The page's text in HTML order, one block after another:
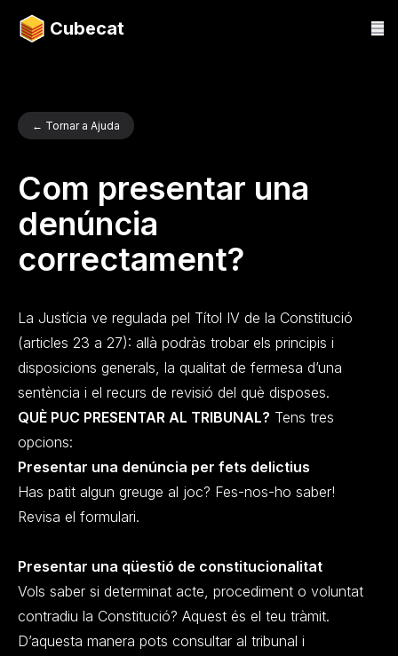
Cubecat
← Tornar a Ajuda
Com presentar una
denúncia
correctament?
La Justícia ve regulada pel Títol IV de la Constitució
(articles 23 a 27): allà podràs trobar els principis i
disposicions generals, la qualitat de fermesa d’una
sentència i el recurs de revisió del què disposes.
QUÈ PUC PRESENTAR AL TRIBUNAL? Tens tres
opcions:
Presentar una denúncia per fets delictius
Has patit algun greuge al joc? Fes-nos-ho saber!
Revisa el formulari.
Presentar una qüestió de constitucionalitat
Vols saber si determinat acte, procediment o voluntat
contradiu la Constitució? Aquest és el teu tràmit.
D’aquesta manera pots consultar al tribunal i